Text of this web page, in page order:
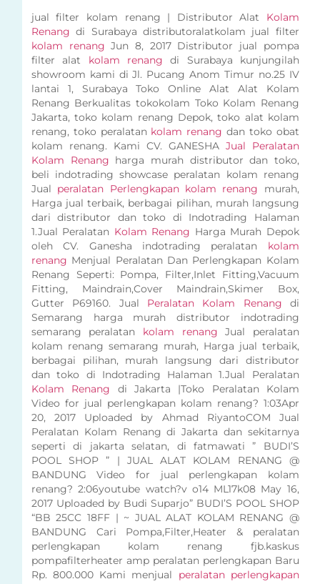
jual filter kolam renang | Distributor Alat Kolam
Renang di Surabaya distributoralatkolam jual filter
kolam renang Jun 8, 2017 Distributor jual pompa
filter alat kolam renang di Surabaya kunjungilah
showroom kami di Jl. Pucang Anom Timur no.25 IV
lantai 1, Surabaya Toko Online Alat Alat Kolam
Renang Berkualitas tokokolam Toko Kolam Renang
Jakarta, toko kolam renang Depok, toko alat kolam
renang, toko peralatankolam renang dan toko obat
kolam renang. Kami CV. GANESHA Jual Peralatan
Kolam Renang harga murah distributor dan toko,
beli indotrading showcase peralatan kolam renang
Jual peralatan Perlengkapan kolam renang murah,
Harga jual terbaik, berbagai pilihan, murah langsung
dari distributor dan toko di Indotrading Halaman
1.Jual Peralatan Kolam Renang Harga Murah Depok
oleh CV. Ganesha indotrading peralatan kolam
renang Menjual Peralatan Dan Perlengkapan Kolam
Renang Seperti: Pompa, Filter,Inlet Fitting,Vacuum
Fitting, Maindrain,Cover Maindrain,Skimer Box,
Gutter P69160. Jual Peralatan Kolam Renang di
Semarang harga murah distributor indotrading
semarang peralatan kolam renang Jual peralatan
kolam renang semarang murah, Harga jual terbaik,
berbagai pilihan, murah langsung dari distributor
dan toko di Indotrading Halaman 1.Jual Peralatan
Kolam Renang di Jakarta |Toko Peralatan Kolam
Video for jual perlengkapan kolam renang? 1:03Apr
20, 2017 Uploaded by Ahmad RiyantoCOM Jual
Peralatan Kolam Renang di Jakarta dan sekitarnya
seperti di jakarta selatan, di fatmawati ” BUDI’S
POOL SHOP ” | JUAL ALAT KOLAM RENANG @
BANDUNG Video for jual perlengkapan kolam
renang? 2:06youtube watch?v o14 ML17k08 May 16,
2017 Uploaded by Budi Suparjo” BUDI’S POOL SHOP
“BB 25CC 18FF | ~ JUAL ALAT KOLAM RENANG @
BANDUNG Cari Pompa,Filter,Heater & peralatan
perlengkapan kolam renang fjb.kaskus
pompafilterheater amp peralatan perlengkapan Baru
Rp. 800.000 Kami menjual peralatan perlengkapan